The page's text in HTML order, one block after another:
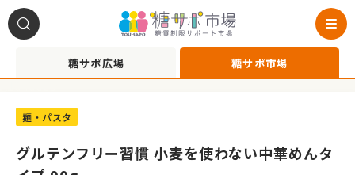
糖サポ広場 糖サポ市場
A1040059
麺・パスタ
グルテンフリー習慣 小麦を使わない中華めんタ